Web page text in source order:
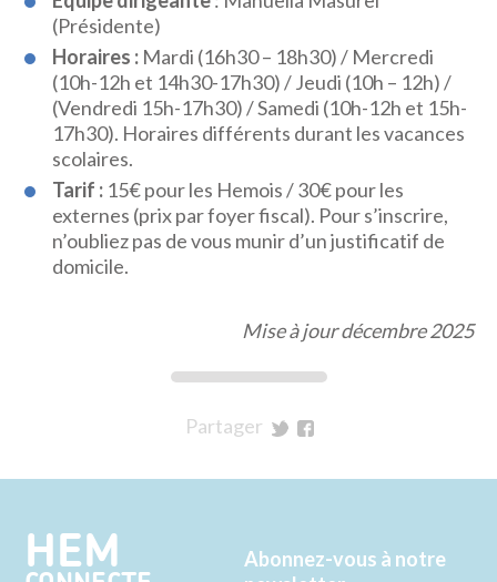
(Présidente)
Horaires : Mardi (16h30 – 18h30) / Mercredi
(10h-12h et 14h30-17h30) / Jeudi (10h – 12h) /
(Vendredi 15h-17h30) / Samedi (10h-12h et 15h-
17h30). Horaires différents durant les vacances
scolaires.
Tarif : 15€ pour les Hemois / 30€ pour les
externes (prix par foyer fiscal). Pour s’inscrire,
n’oubliez pas de vous munir d’un justificatif de
domicile.
Mise à jour décembre 2025
Partager
Twitter
Facebook
HEM
Abonnez-vous à notre